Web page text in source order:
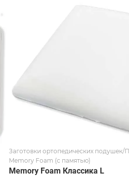
Заготовки ортопедических подушек/
Memory Foam (с памятью)
Memory Foam Классика L